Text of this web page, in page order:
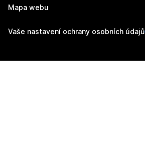
Mapa webu
Vaše nastavení ochrany osobních údajů